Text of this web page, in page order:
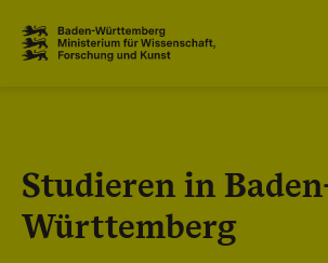
Studieren in
Württemberg